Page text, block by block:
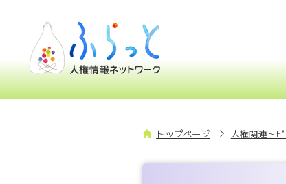
トップページ 人権関連ト